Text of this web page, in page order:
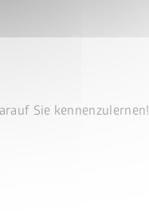
Sie kennenzulernen!